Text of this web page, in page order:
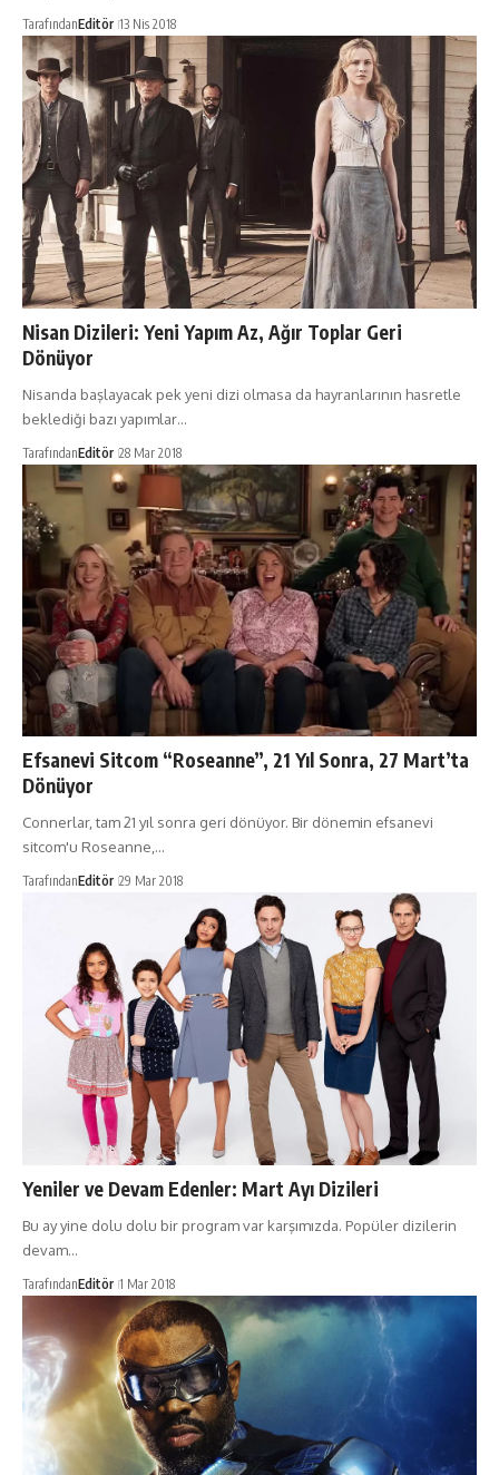
TarafındanEditör 13 Nis 2018
Nisan Dizileri: Yeni Yapım Az, Ağır Toplar Geri
Dönüyor
Nisanda başlayacak pek yeni dizi olmasa da hayranlarının hasretle
beklediği bazı yapımlar…
TarafındanEditör 28 Mar 2018
Efsanevi Sitcom “Roseanne”, 21 Yıl Sonra, 27 Mart’ta
Dönüyor
Connerlar, tam 21 yıl sonra geri dönüyor. Bir dönemin efsanevi
sitcom'u Roseanne,…
TarafındanEditör 29 Mar 2018
Yeniler ve Devam Edenler: Mart Ayı Dizileri
Bu ay yine dolu dolu bir program var karşımızda. Popüler dizilerin
devam…
TarafındanEditör 1 Mar 2018